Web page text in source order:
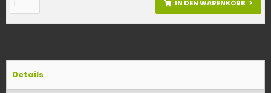
IN DEN WARENKORB
Details